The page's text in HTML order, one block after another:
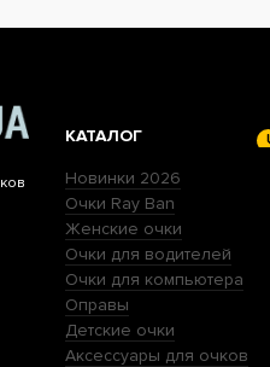
КАТАЛОГ
Новинки 2026
Очки Ray Ban
Женские очки
Очки для водителей
Очки для компьютера
Оправы
Детские очки
Аксессуары для очков